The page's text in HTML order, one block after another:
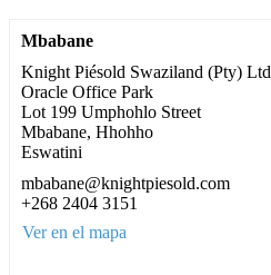
Mbabane
Knight Piésold Swaziland (Pty) Ltd
Oracle Office Park
Lot 199 Umphohlo Street
Mbabane, Hhohho
Eswatini
mbabane@knightpiesold.com
+268 2404 3151
Ver en el mapa